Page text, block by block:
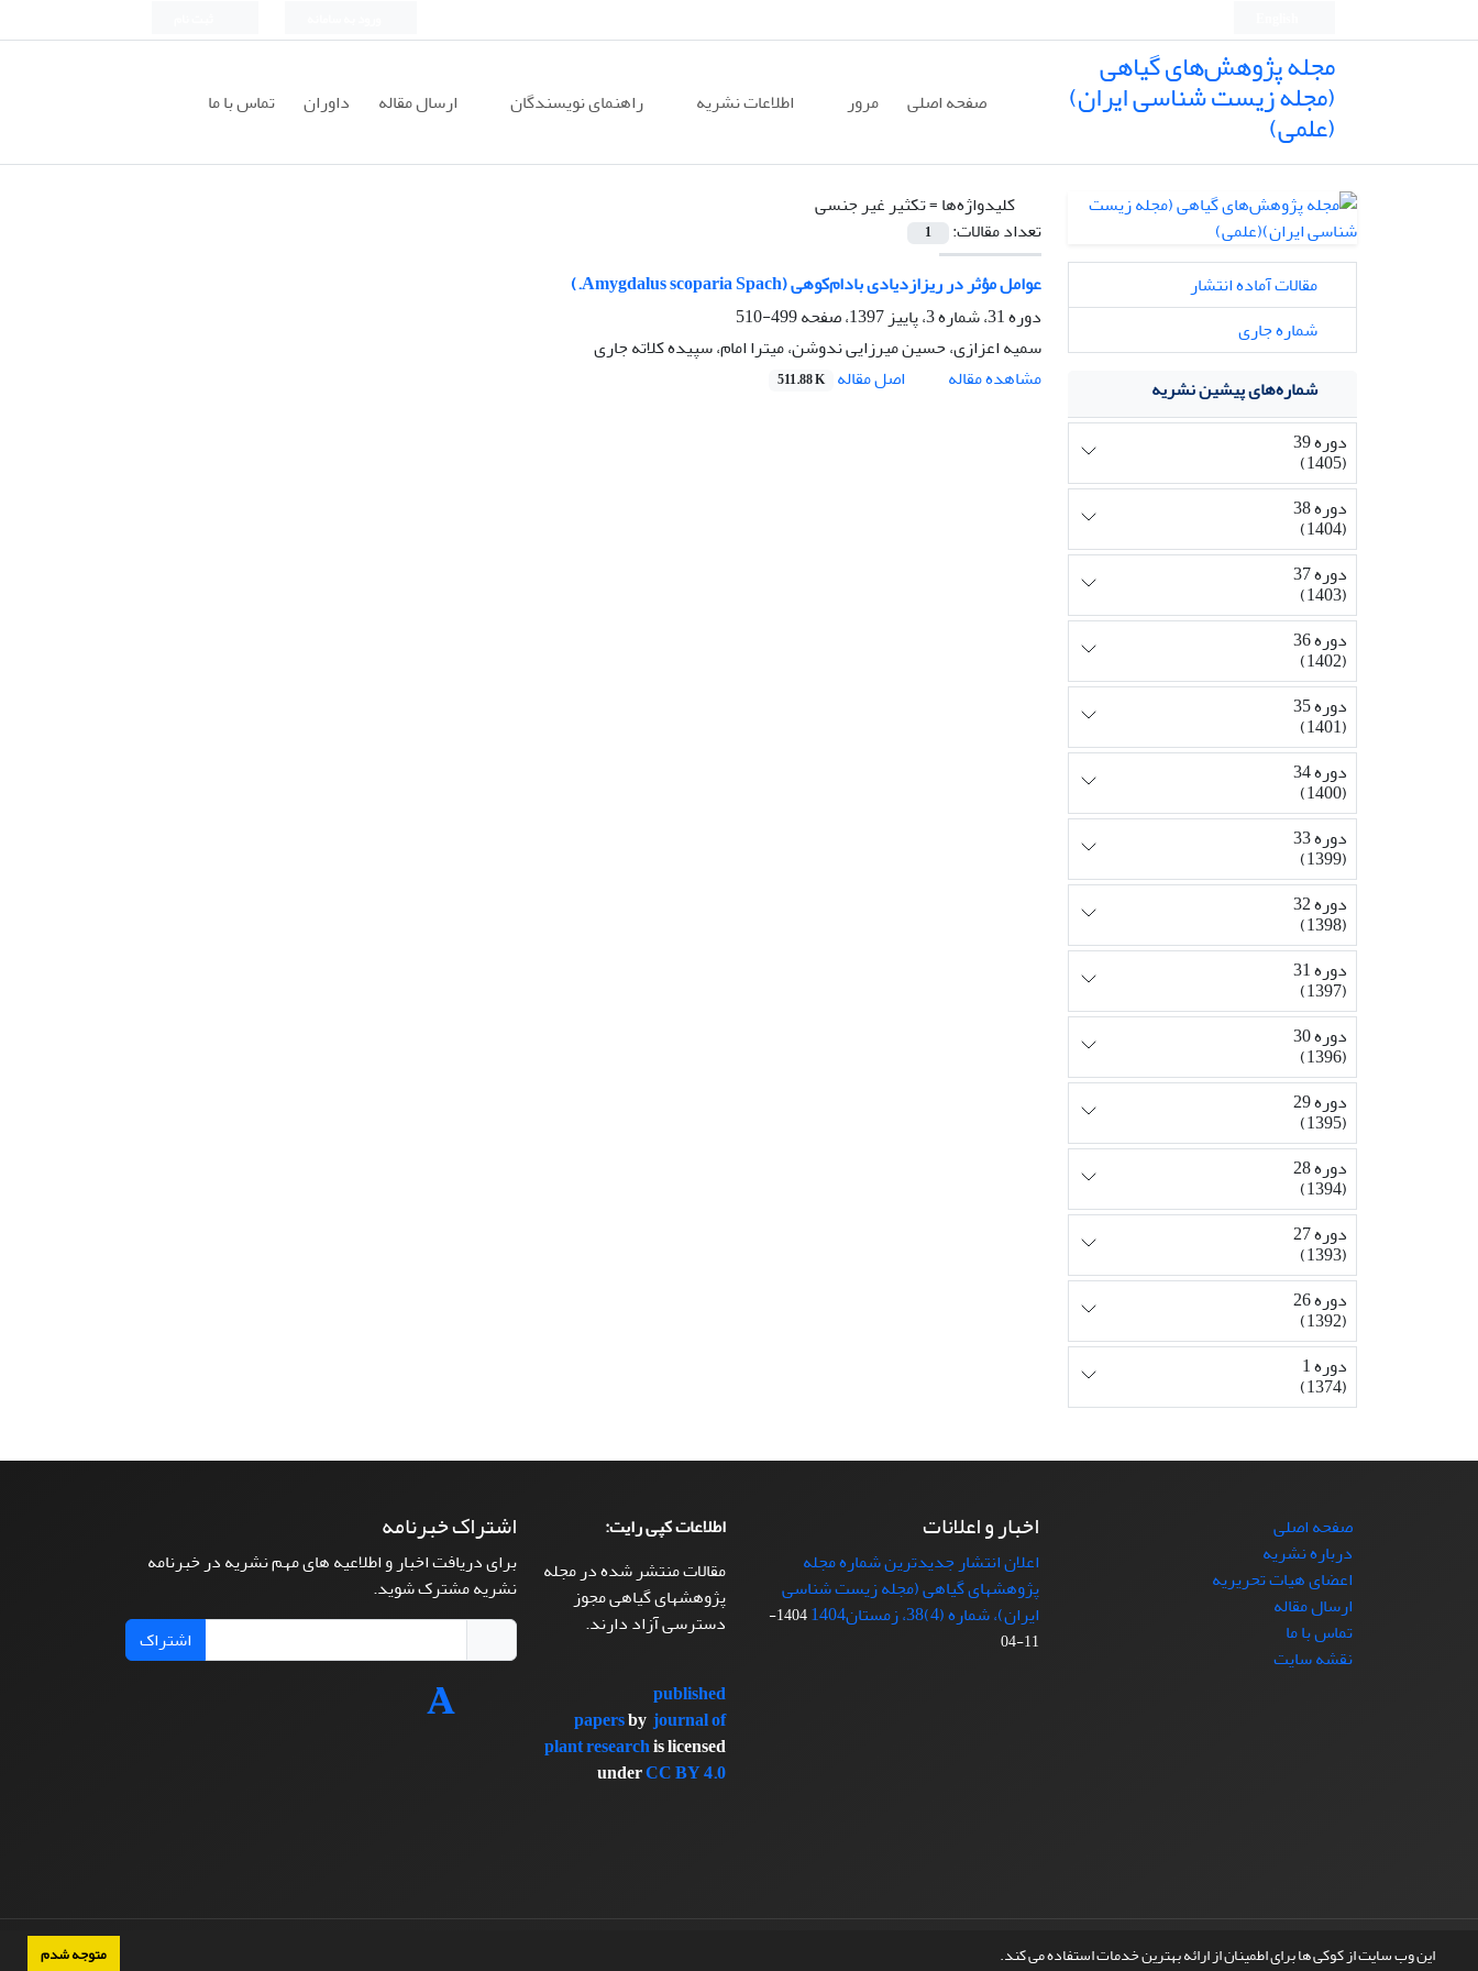
این وب سایت از کوکی ها برای اطمینان از ارائه بهترین خدمات استفاده می کند. متوجه شدم
مجله پژوهش‌های گیاهی
(مجله زیست شناسی ایران)
(علمی) صفحه اصلی مرور اطلاعات نشریه راهنمای نویسندگان ارسال مقاله داوران تماس با ما
کلیدواژه‌ها =تکثیر غیر جنسی
تعداد مقالات:
1
عوامل مؤثر در ریزازدیادی بادام‌کوهی (Amygdalus scoparia Spach.)
دوره 31، شماره 3، پاییز 1397، صفحه
499-510
سمیه اعزازی، حسین میرزایی ندوشن، میترا امام، سپیده کلاته جاری
مشاهده مقاله
اصل مقاله 511.88 K
مقالات آماده انتشار
شماره جاری
شماره‌های پیشین نشریه
دوره 39
(1405)
دوره 38
(1404)
دوره 37
(1403)
دوره 36
(1402)
دوره 35
(1401)
دوره 34
(1400)
دوره 33
(1399)
دوره 32
(1398)
دوره 31
(1397)
دوره 30
(1396)
دوره 29
(1395)
دوره 28
(1394)
دوره 27
(1393)
دوره 26
(1392)
دوره 1
(1374)
صفحه اصلی
درباره نشریه
اعضای هیات تحریریه
ارسال مقاله
تماس با ما
نقشه سایت
اخبار و اعلانات
اعلان انتشار جدیدترین شماره مجله
پژوهشهای گیاهی (مجله زیست شناسی
ایران)، شماره (4)38، زمستان1404
1404-
11-04
اطلاعات کپی رایت:
مقالات منتشر شده در مجله
پژوهشهای گیاهی مجوز
دسترسی آزاد دارند.
published
papersbyjournal of
plant researchis licensed
underCC BY 4.0
اشتراک خبرنامه
برای دریافت اخبار و اطلاعیه های مهم نشریه در خبرنامه
نشریه مشترک شوید.
اشتراک
© سامانه مدیریت نشریات علمی.طراحی و پیاده سازی از